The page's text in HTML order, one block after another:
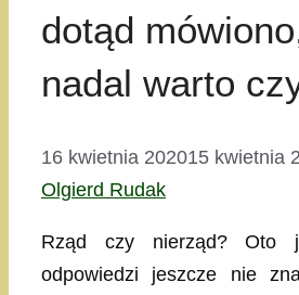
dotąd
nadal warto
16 kwietnia 202015 kwietnia
Olgierd Rudak
Rząd czy nierząd? Oto
odpowiedzi jeszcze nie